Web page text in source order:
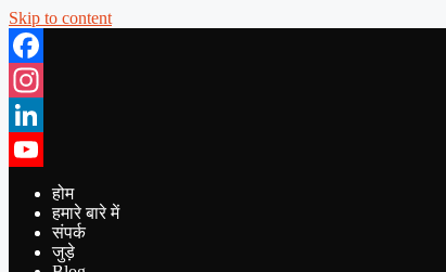
Skip to content
Facebook
Instagram
LinkedIn
YouTube
होम
हमारे बारे में
संपर्क
जुड़े